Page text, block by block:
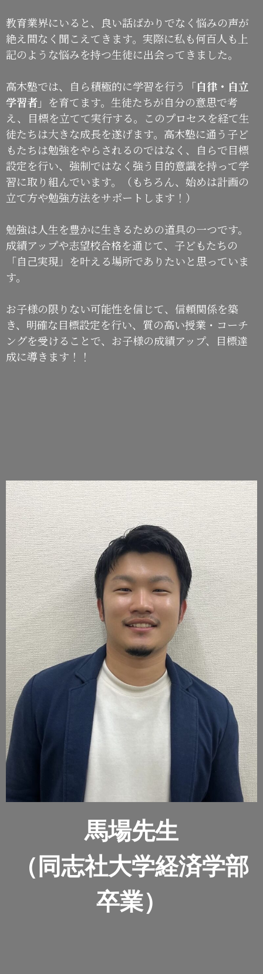
教育業界にいると、良い話ばかりでなく悩みの声が
絶え間なく聞こえてきます。実際に私も何百人も上
記のような悩みを持つ生徒に出会ってきました。
高木塾では、自ら積極的に学習を行う
「自律・自立
学習者」 を育てます。生徒たちが自分の意思で考
え、目標を立てて実行する。このプロセスを経て生
徒たちは大きな成長を遂げます。高木塾に通う子ど
もたちは勉強をやらされるのではなく、自らで目標
設定を行い、強制ではなく強う目的意識を持って学
習に取り組んでいます。（もちろん、始めは計画の
立て方や勉強方法をサポートします！）
勉強は人生を豊かに生きるための道具の一つです。
成績アップや志望校合格を通じて、子どもたちの
「自己実現」を叶える場所でありたいと思っていま
す。
お子様の限りない可能性を信じて、信頼関係を築
き、明確な目標設定を行い、質の高い授業・コーチ
ングを受けることで、お子様の成績アップ、目標達
成に導きます！！
馬場先生
（同志社大学経済学部
卒業）